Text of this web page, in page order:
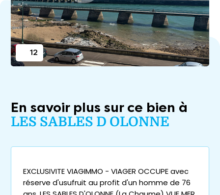
12
En savoir plus sur ce bien à
LES SABLES D OLONNE
EXCLUSIVITE VIAGIMMO - VIAGER OCCUPE avec
réserve d'usufruit au profit d'un homme de 76